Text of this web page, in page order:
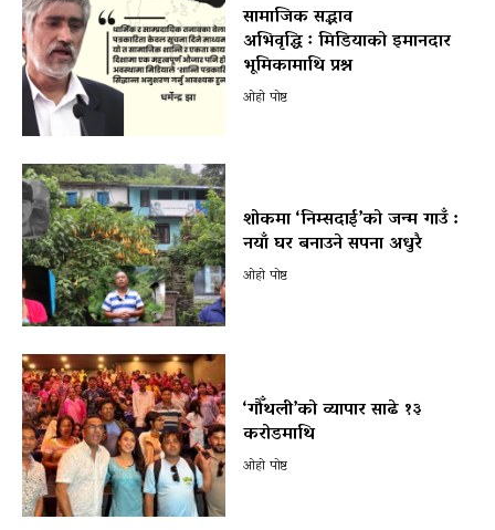
सामाजिक सद्भाव
अभिवृद्धि ः मिडियाको इमानदार
भूमिकामाथि प्रश्न
ओहो पोष्ट
शोकमा ‘निम्सदाई’को जन्म गाउँ :
नयाँ घर बनाउने सपना अधुरै
ओहो पोष्ट
‘गौँथली’को व्यापार साढे १३
करोडमाथि
ओहो पोष्ट